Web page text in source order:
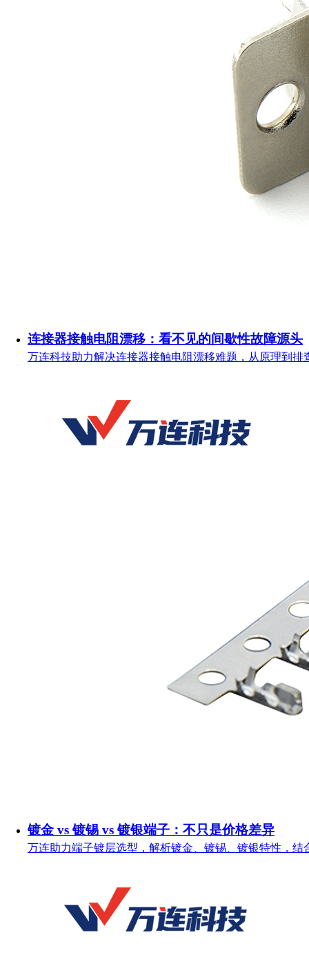
连接器接触电阻漂移：看不见的间歇性故障源头
万连科技助力解决连接器接触电阻漂移难题，从原理到排
镀金 vs 镀锡 vs 镀银端子：不只是价格差异
万连助力端子镀层选型，解析镀金、镀锡、镀银特性，结